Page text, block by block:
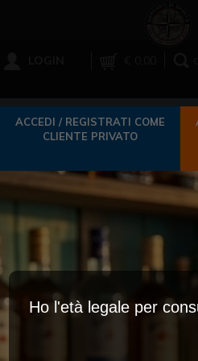
ACCEDI / REGISTRATI COME
CLIENTE PRIVATO
Ho l'età legale per